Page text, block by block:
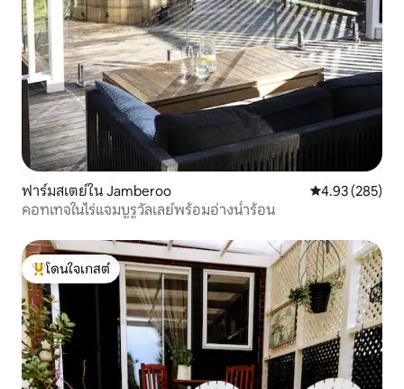
ฟาร์มสเตย์ใน Jamberoo คะแนนเฉลี่ย
4.93 (285)
คอทเทจในไร่แจมบูรูวัลเลย์พร้อมอ่างน้ำร้อน
โดนใจเกสต์ที่สุด
โดนใจเกสต์